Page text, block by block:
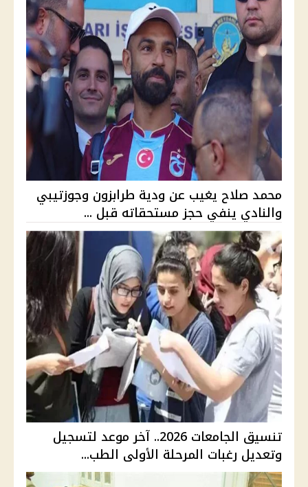
محمد صلاح يغيب عن ودية طرابزون وجوزتيبي
والنادي ينفي حجز مستحقاته قبل ...
تنسيق الجامعات 2026.. آخر موعد لتسجيل
وتعديل رغبات المرحلة الأولى الطب...